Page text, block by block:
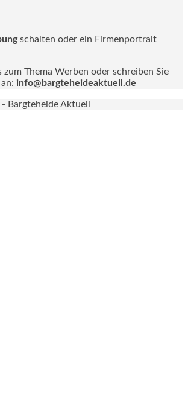
schalten oder ein Firmenportrait
zum Thema Werben oder schreiben Sie
info@bargteheideaktuell.de
Bargteheide Aktuell